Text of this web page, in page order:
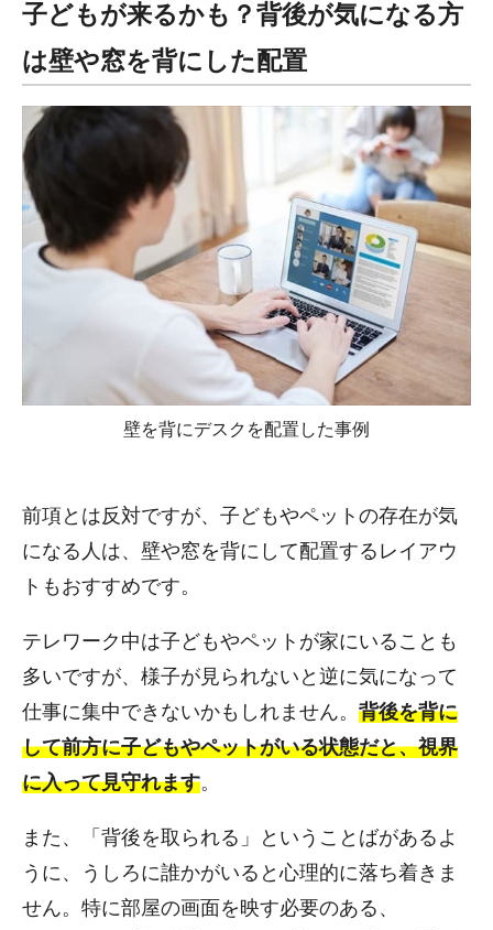
子どもが来るかも？背後が気になる方
は壁や窓を背にした配置
壁を背にデスクを配置した事例
前項とは反対ですが、子どもやペットの存在が気
になる人は、壁や窓を背にして配置するレイアウ
トもおすすめです。
テレワーク中は子どもやペットが家にいることも
多いですが、様子が見られないと逆に気になって
仕事に集中できないかもしれません。 背後を背に
して前方に子どもやペットがいる状態だと、視界
に入って見守れます。
また、「背後を取られる」ということばがあるよ
うに、うしろに誰かがいると心理的に落ち着きま
せん。特に部屋の画面を映す必要のある、